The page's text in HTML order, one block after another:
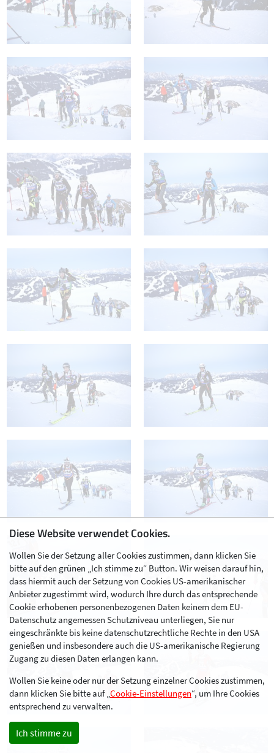
Diese Website verwendet Cookies.
Wollen Sie der Setzung aller Cookies zustimmen, dann klicken Sie
bitte auf den grünen „Ich stimme zu“ Button. Wir weisen darauf hin,
dass hiermit auch der Setzung von Cookies US-amerikanischer
Anbieter zugestimmt wird, wodurch Ihre durch das entsprechende
Cookie erhobenen personenbezogenen Daten keinem dem EU-
Datenschutz angemessen Schutzniveau unterliegen, Sie nur
eingeschränkte bis keine datenschutzrechtliche Rechte in den USA
genießen und insbesondere auch die US-amerikanische Regierung
Zugang zu diesen Daten erlangen kann.
Wollen Sie keine oder nur der Setzung einzelner Cookies zustimmen,
dann klicken Sie bitte auf „Cookie-Einstellungen“, um Ihre Cookies
entsprechend zu verwalten.
Ich stimme zu